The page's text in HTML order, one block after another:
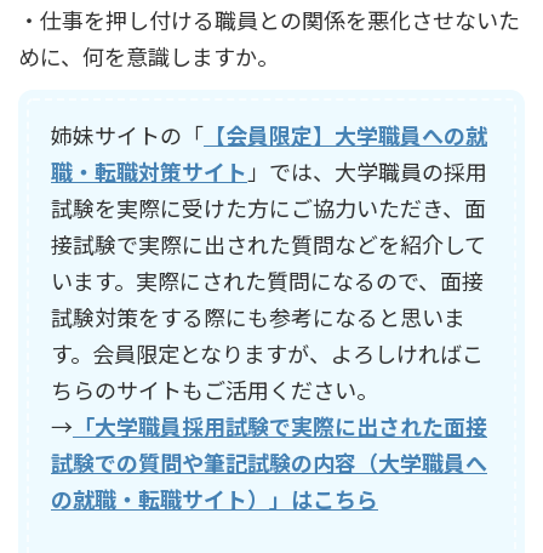
・仕事を押し付ける職員との関係を悪化させないた
めに、何を意識しますか。
姉妹サイトの「 【会員限定】大学職員への就
職・転職対策サイト 」では、大学職員の採用
試験を実際に受けた方にご協力いただき、面
接試験で実際に出された質問などを紹介して
います。実際にされた質問になるので、面接
試験対策をする際にも参考になると思いま
す。会員限定となりますが、よろしければこ
ちらのサイトもご活用ください。
→ 「大学職員採用試験で実際に出された面接
試験での質問や筆記試験の内容（大学職員へ
の就職・転職サイト）」はこちら